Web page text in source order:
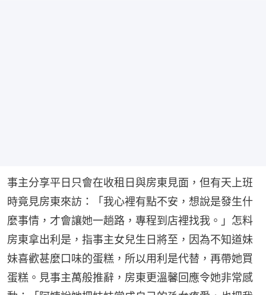
事主分享平日只會在收租日與房東見面，但有天上班
時竟見房東來訪：「我心裡有點不安，想說是發生什
麼事情，才會讓她一趟路，專程到店裡找我。」怎料
房東拿出利是，指事主女兒生日將至，因為不知道妹
妹喜歡甚麼口味的蛋糕，所以用利是代替，再帶她買
蛋糕。見事主萬般推辭，房東更溫馨回應令她非常感